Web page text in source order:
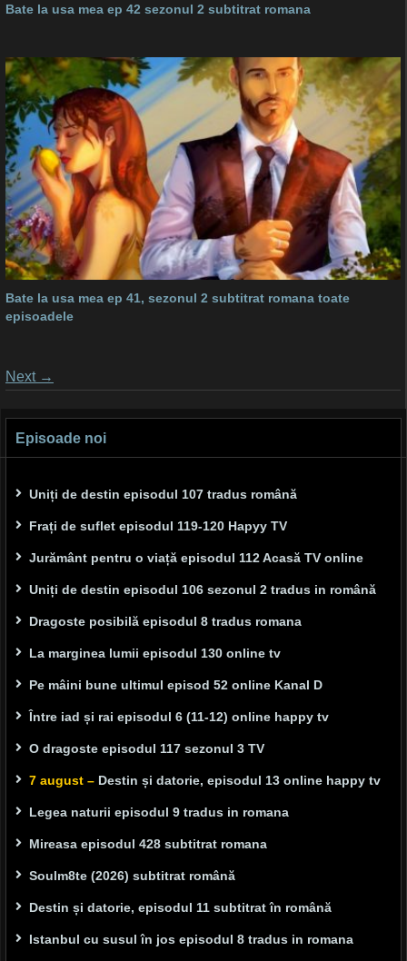
Bate la usa mea ep 42 sezonul 2 subtitrat romana
Bate la usa mea ep 41, sezonul 2 subtitrat romana toate
episoadele
Posts
Next →
Episoade noi
Uniți de destin episodul 107 tradus română
Frați de suflet episodul 119-120 Hapyy TV
Jurământ pentru o viață episodul 112 Acasă TV online
Uniți de destin episodul 106 sezonul 2 tradus in română
Dragoste posibilă episodul 8 tradus romana
La marginea lumii episodul 130 online tv
Pe mâini bune ultimul episod 52 online Kanal D
Între iad și rai episodul 6 (11-12) online happy tv
O dragoste episodul 117 sezonul 3 TV
7 august – Destin și datorie, episodul 13 online happy tv
Legea naturii episodul 9 tradus in romana
Mireasa episodul 428 subtitrat romana
Soulm8te (2026) subtitrat română
Destin și datorie, episodul 11 subtitrat în română
Istanbul cu susul în jos episodul 8 tradus in romana